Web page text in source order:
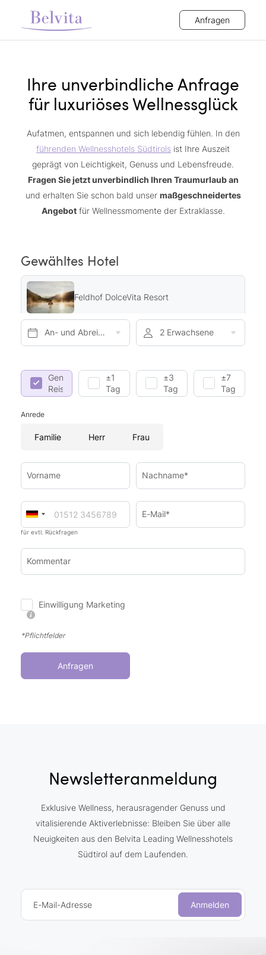
Anfragen
Ihre unverbindliche Anfrage
für luxuriöses Wellnessglück
Aufatmen, entspannen und sich lebendig fühlen. In den
führenden Wellnesshotels Südtirols ist Ihre Auszeit
geprägt von Leichtigkeit, Genuss und Lebensfreude.
Fragen Sie jetzt unverbindlich Ihren Traumurlaub an
und erhalten Sie schon bald unser maßgeschneidertes
Angebotfür Wellnessmomente der Extraklasse.
An- und Abreise* 2 Erwachsene
Genaue
Reisedaten
±1
Tag
±3
Tage
±7
Tage
Anrede
Familie Herr Frau
Vorname Nachname*
für evtl. Rückfragen
E-Mail*
Kommentar
Einwilligung Marketing
*Pflichtfelder
Anfragen
Gewähltes Hotel
Feldhof DolceVita Resort
Newsletteranmeldung
Exklusive Wellness, herausragender Genuss und
vitalisierende Aktiverlebnisse: Bleiben Sie über alle
Neuigkeiten aus den Belvita Leading Wellnesshotels
Südtirol auf dem Laufenden.
E-Mail-Adresse Anmelden